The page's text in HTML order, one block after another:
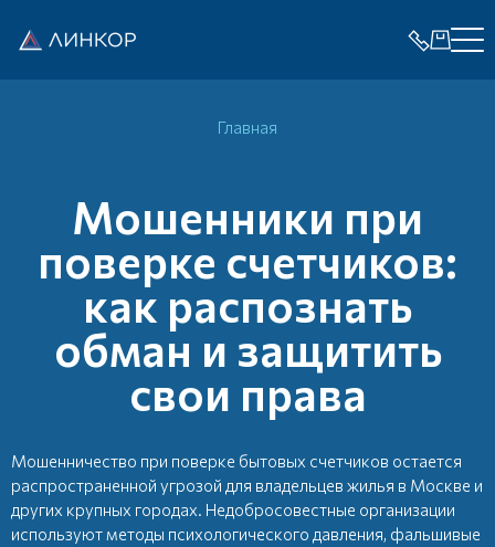
Главная
Мошенники при
поверке счетчиков:
как распознать
обман и защитить
свои права
Мошенничество при поверке бытовых счетчиков остается
распространенной угрозой для владельцев жилья в Москве и
других крупных городах. Недобросовестные организации
используют методы психологического давления, фальшивые